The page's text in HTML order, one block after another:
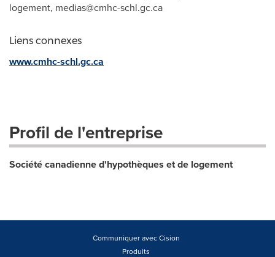
logement, medias@cmhc-schl.gc.ca
Liens connexes
www.cmhc-schl.gc.ca
Profil de l'entreprise
Société canadienne d'hypothèques et de logement
Communiquer avec Cision
Produits